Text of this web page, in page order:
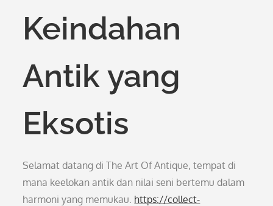
Keindahan
Antik yang
Eksotis
Selamat datang di The Art Of Antique, tempat di
mana keelokan antik dan nilai seni bertemu dalam
harmoni yang memukau. https://collect-